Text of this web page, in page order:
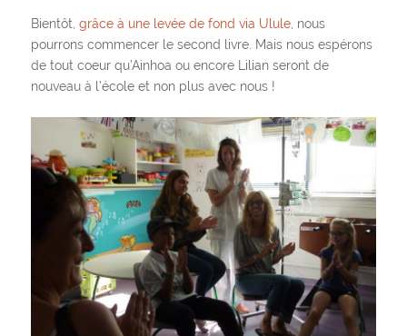
Bientôt, grâce à une levée de fond via Ulule, nous
pourrons commencer le second livre. Mais nous espérons
de tout coeur qu’Ainhoa ou encore Lilian seront de
nouveau à l’école et non plus avec nous !